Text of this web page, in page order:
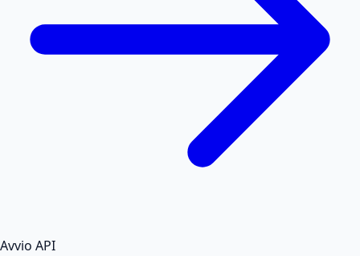
Avvio API